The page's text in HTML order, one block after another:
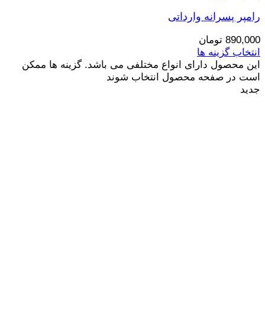
رامپر پسرانه وارداتی
890,000 تومان
انتخاب گزینه ها
این محصول دارای انواع مختلفی می باشد. گزینه ها ممکن
است در صفحه محصول انتخاب شوند
جدید